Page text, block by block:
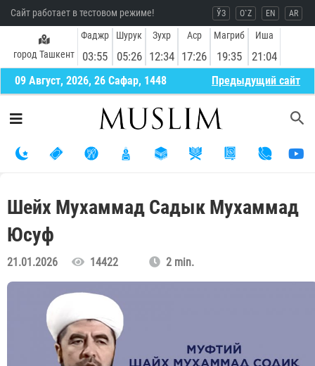
Сайт работает в тестовом режиме! ЎЗ O`Z EN AR
город Ташкент
Фаджр
03:55
Шурук
05:26
Зухр
12:34
Аср
17:26
Магриб
19:35
Иша
21:04
09 Август, 2026, 26 Сафар, 1448 Предыдущий сайт
Шейх Мухаммад Садык Мухаммад
Юсуф
21.01.2026 14422 2 min.